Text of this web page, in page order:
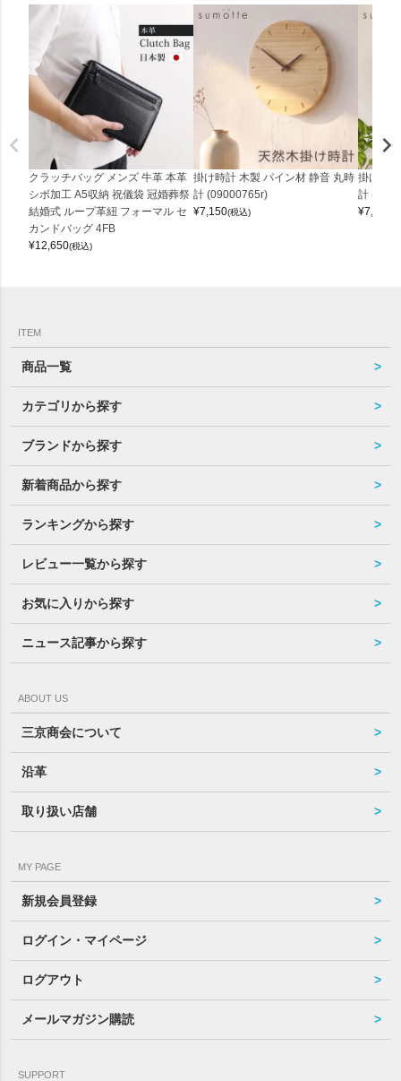
クラッチバッグ メンズ 牛革 本革
シボ加工 A5収納 祝儀袋 冠婚葬祭
結婚式 ループ革紐 フォーマル セ
カンドバッグ 4FB
¥12,650(税込)
掛け時計 木製 パイン材 静音 丸時
計 (09000765r)
¥7,150(税込)
掛け時
計
¥7,150
ITEM
商品一覧
カテゴリから探す
ブランドから探す
新着商品から探す
ランキングから探す
レビュー一覧から探す
お気に入りから探す
ニュース記事から探す
ABOUT US
三京商会について
沿革
取り扱い店舗
MY PAGE
新規会員登録
ログイン・マイページ
ログアウト
メールマガジン購読
SUPPORT